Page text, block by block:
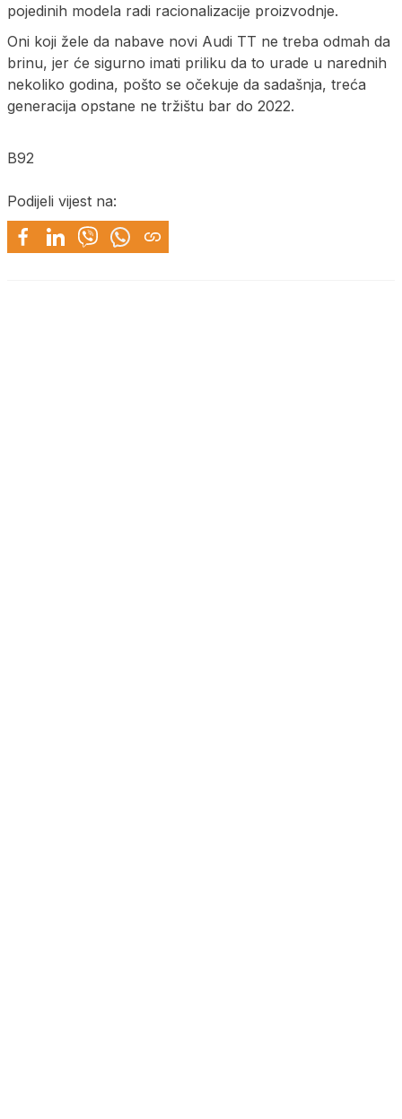
pojedinih modela radi racionalizacije proizvodnje.
Oni koji žele da nabave novi Audi TT ne treba odmah da
brinu, jer će sigurno imati priliku da to urade u narednih
nekoliko godina, pošto se očekuje da sadašnja, treća
generacija opstane ne tržištu bar do 2022.
B92
Podijeli vijest na: